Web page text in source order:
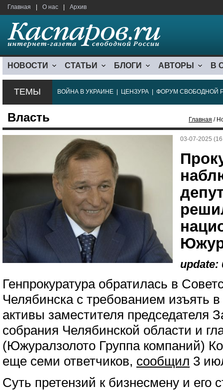
Главная О нас Архив
НОВОСТИ СТАТЬИ БЛОГИ АВТОРЫ В
ТЕМЫ ВОЙНА В УКРАИНЕ ЦЕНЗУРА ФОРУМ СВОБОДНОЙ
Власть Главная /
03-07-2025
update:
Генпрокуратура обратилась в
Челябинска с требованием изъять в
активы заместителя председателя
собрания Челябинской области и
(Южуралзолото Группа компаний)
еще семи ответчиков, сообщил 3
Суть претензий к бизнесмену и его